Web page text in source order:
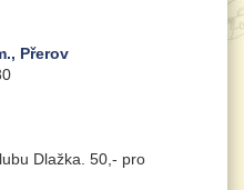
Přerov
Dlažka. 50,- pro